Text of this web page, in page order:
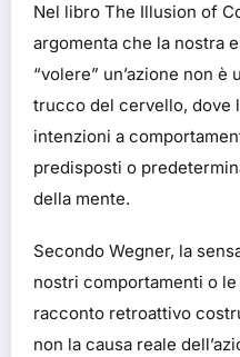
Nel libro The Illusion of
argomenta che la nostra
“volere” un’azione non è
trucco del cervello, dove
intenzioni a
predisposti o
della mente.
Secondo Wegner, la
nostri comportamenti o
racconto retroattivo
non la causa reale